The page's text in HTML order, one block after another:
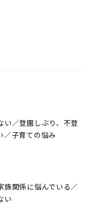
い／登園しぶり、不登
／子育ての悩み
族関係に悩んでいる／
い